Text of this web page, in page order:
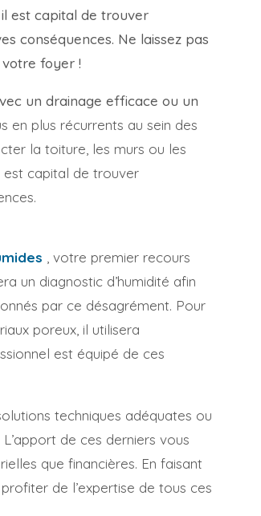
est capital de trouver
conséquences. Ne laissez pas
foyer !
un drainage efficace ou un
en plus récurrents au sein des
la toiture, les murs ou les
est capital de trouver
, votre premier recours
un diagnostic d’humidité afin
par ce désagrément. Pour
poreux, il utilisera
est équipé de ces
techniques adéquates ou
de ces derniers vous
que financières. En faisant
de l’expertise de tous ces